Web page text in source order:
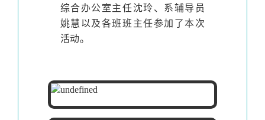
综合办公室主任沈玲、系辅导员
姚慧以及各班班主任参加了本次
活动。